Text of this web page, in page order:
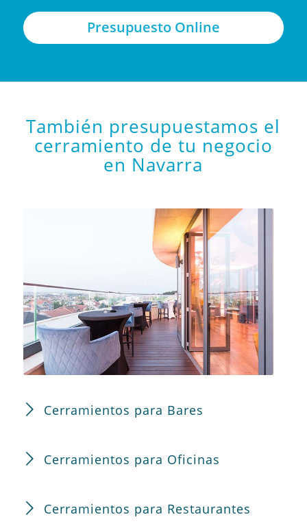
Presupuesto Online
También presupuestamos el
cerramiento de tu negocio
en Navarra
Cerramientos para Bares
Cerramientos para Oficinas
Cerramientos para Restaurantes